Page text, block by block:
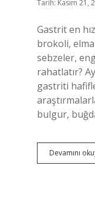
Tarih: Kasım 21,
Gastrit en
brokoli, elma
sebzeler,
rahatlatır?
gastriti
bulgur,
Devamını